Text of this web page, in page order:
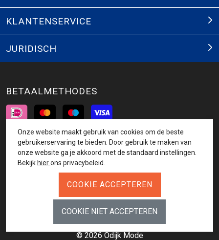
KLANTENSERVICE
JURIDISCH
BETAALMETHODES
INSCHRIJVEN NIEUWSBRIEF
© 2026 Odijk Mode
Onze website maakt gebruik van cookies om de beste
gebruikerservaring te bieden. Door gebruik te maken van
onze website ga je akkoord met de standaard instellingen.
Bekijk hierons privacybeleid.